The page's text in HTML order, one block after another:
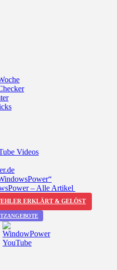
Videos
– Alle Artikel
ERKLÄRT & GELÖST